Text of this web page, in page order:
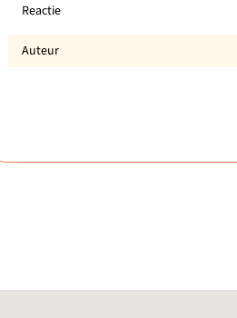
Reactie
Auteur